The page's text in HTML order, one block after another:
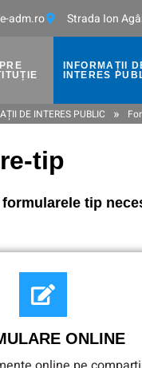
adm.ro Strada Ion
INFORMAȚII
INTERES
DE INTERES PUBLIC »
tip
tip
ONLINE